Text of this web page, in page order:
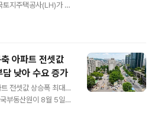
과의 외환스와프 금액
내 달러 부족 상황에
토지주택공사(LH)가 1
작합니다. 8월 5일 LH
본 11구역에는 총 3,89
습니다. 산본 11구역
도지구로, 지난해 12월
축 사업에 탄력을 받았
회의와 협력 체계를
도시 정비 및 지원에 관
아파트 전셋값
낮아 수요 증가
전셋값 상승폭 최대…
부동산원이 8월 5일
한 구축 아파트의 전